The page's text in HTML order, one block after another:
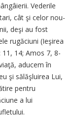
Vederile
cât şi celor nou-
deşi au fost
rugăciuni (Ieşirea
11, 14; Amos 7, 8-
aducem în
şi sălăşluirea Lui,
pentru
a lui